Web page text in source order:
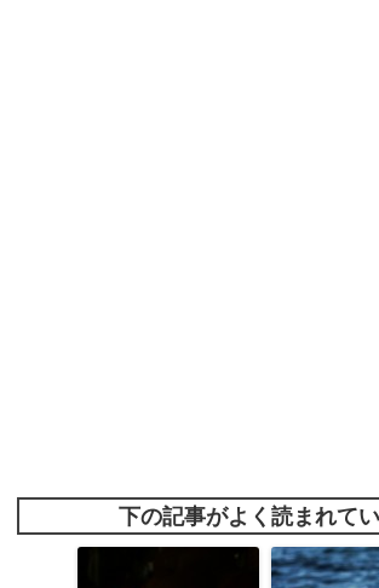
下の記事がよく読まれて